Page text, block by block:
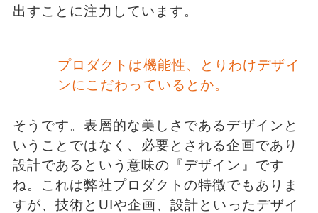
出すことに注力しています。
プロダクトは機能性、とりわけデザイ
ンにこだわっているとか。
そうです。表層的な美しさであるデザインと
いうことではなく、必要とされる企画であり
設計であるという意味の『デザイン』です
ね。これは弊社プロダクトの特徴でもありま
すが、技術とUIや企画、設計といったデザイ